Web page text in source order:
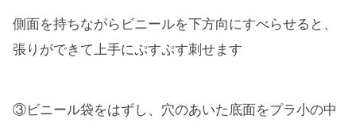
側面を持ちながらビニールを下方向にすべらせると、
張りができて上手にぷすぷす刺せます
③ビニール袋をはずし、穴のあいた底面をプラ小の中